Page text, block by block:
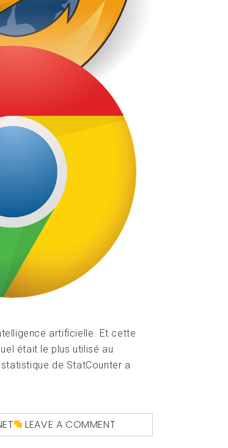
artificielle. Et cette
était le plus utilisé au
de StatCounter a
LEAVE A COMMENT